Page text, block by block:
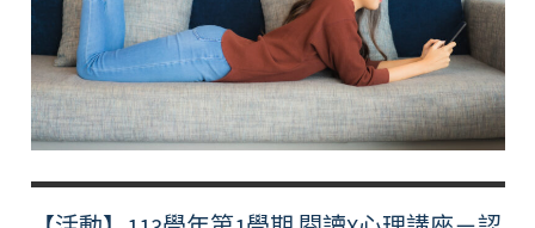
關
於
羞
愧
你
該
知